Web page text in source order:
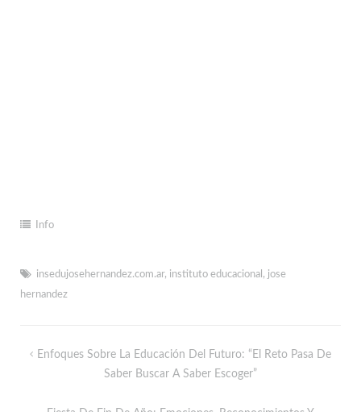
Info
insedujosehernandez.com.ar, instituto educacional , jose
hernandez
Enfoques Sobre La Educación Del Futuro: “El Reto Pasa De
Saber Buscar A Saber Escoger”